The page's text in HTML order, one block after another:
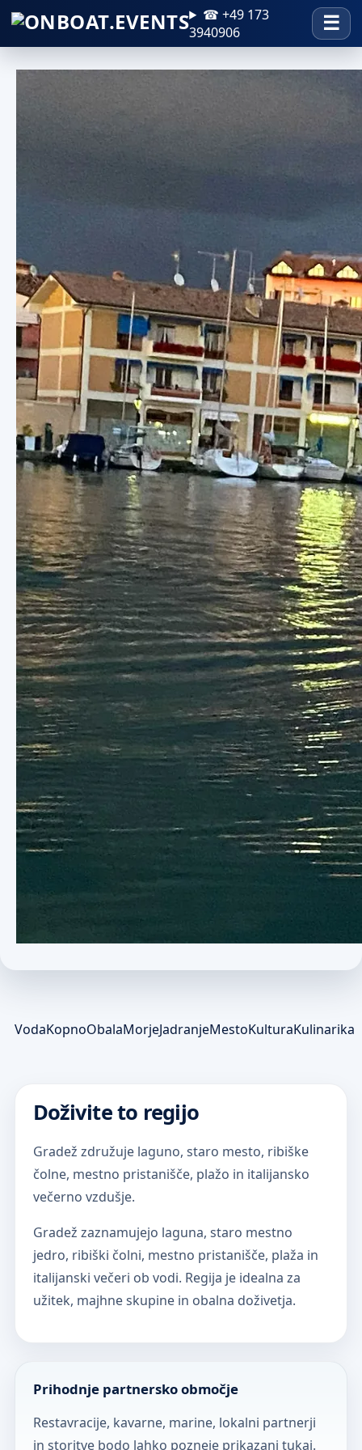
☎ +49 173
3940906
VodaKopnoObalaMorjeJadranjeMestoKulturaKulinarika
Doživite to regijo
Gradež združuje laguno, staro mesto, ribiške
čolne, mestno pristanišče, plažo in italijansko
večerno vzdušje.
Gradež zaznamujejo laguna, staro mestno
jedro, ribiški čolni, mestno pristanišče, plaža in
italijanski večeri ob vodi. Regija je idealna za
užitek, majhne skupine in obalna doživetja.
Prihodnje partnersko območje
Restavracije, kavarne, marine, lokalni partnerji
in storitve bodo lahko pozneje prikazani tukaj.